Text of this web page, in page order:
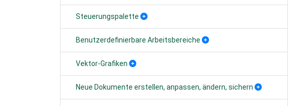
Steuerungspalette
Benutzerdefinierbare Arbeitsbereiche
Vektor-Grafiken
Neue Dokumente erstellen, anpassen, ändern, sichern